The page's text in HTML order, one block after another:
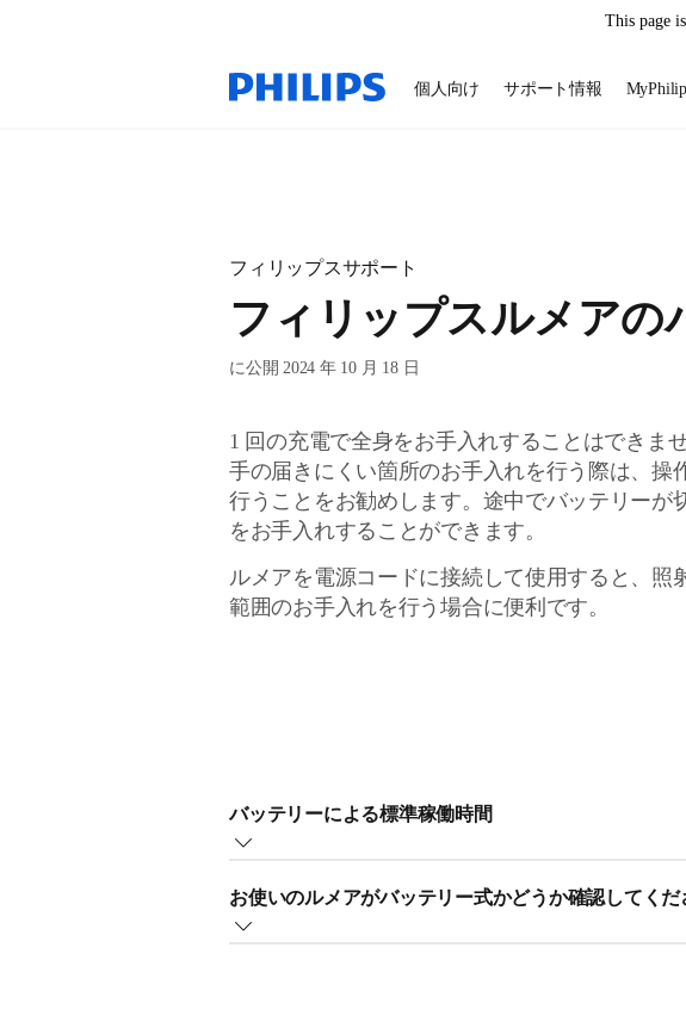
This page
個人向け サポート情報
フィリップスサポート
フィリップスルメアの
に公開 2024 年 10 月 18 日
1 回の充電で全身をお手入れすることはできま
手の届きにくい箇所のお手入れを行う際は、
行うことをお勧めします。途中でバッテリー
をお手入れすることができます。
ルメアを電源コードに接続して使用すると、
範囲のお手入れを行う場合に便利です。
バッテリーによる標準稼働時間
場合、最高の出力レベルで約 130 回照射することが
お使いのルメアがバッテリー式かどうか確認してくだ